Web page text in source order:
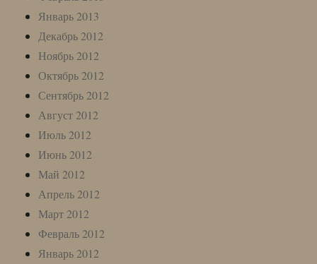
Январь 2013
Декабрь 2012
Ноябрь 2012
Октябрь 2012
Сентябрь 2012
Август 2012
Июль 2012
Июнь 2012
Май 2012
Апрель 2012
Март 2012
Февраль 2012
Январь 2012